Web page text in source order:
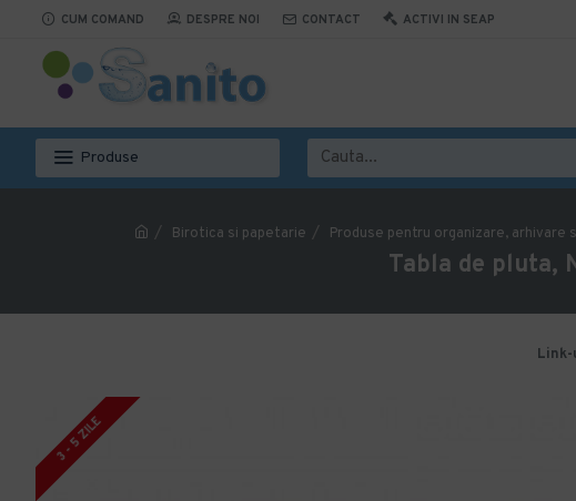
CUM COMAND DESPRE NOI CONTACT ACTIVI IN SEAP
Produse
Birotica si papetarie Produse pentru organizare, arhivare
Tabla de pluta,
Link-
3 - 5 ZILE